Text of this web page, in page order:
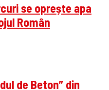
se oprește apa
Român
de Beton” din